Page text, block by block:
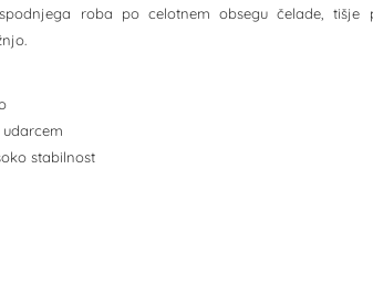
roba po celotnem obsegu čelade, tišje
stabilnost